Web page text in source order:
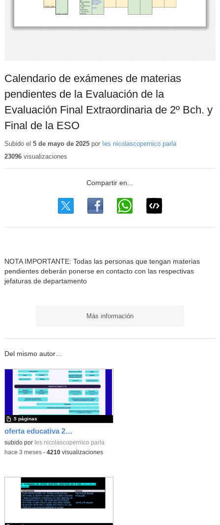
Calendario de exámenes de materias
pendientes de la Evaluación de la
Evaluación Final Extraordinaria de 2º Bch. y
Final de la ESO
Subido el 5 de mayo de 2025por Ies nicolascopernico parla
23096visualizaciones
NOTA IMPORTANTE: Todas las personas que tengan materias
pendientes deberán ponerse en contacto con las respectivas
jefaturas de departamento
Más información
Del mismo autor…
oferta educativa 26-27
subido por Ies nicolascopernico parla
5 páginas
-hace 3 meses- 4210visualizaciones